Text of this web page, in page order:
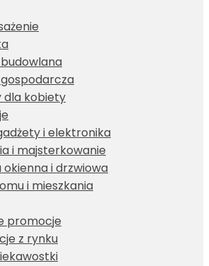
dla kobiety
i elektronika
i majsterkowanie
i drzwiowa
i mieszkania
promocje
z rynku